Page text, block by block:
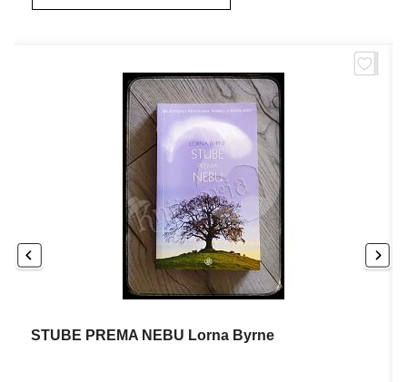
STUBE PREMA NEBU Lorna Byrne